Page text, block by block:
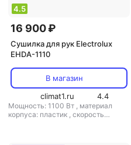
4.5
16 900 ₽
Сушилка для рук Electrolux
EHDA-1110
В магазин
climat1.ru
4.4
Мощность: 1100 Вт , материал
корпуса: пластик , скорость